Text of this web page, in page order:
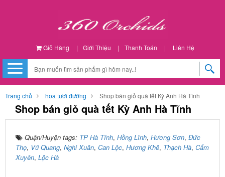
Giỏ Hàng | Giới Thiệu | Thanh Toán | Liên Hệ
Trang chủ hoa tươi đường Shop bán giỏ quà tết Kỳ Anh Hà Tĩnh
Shop bán giỏ quà tết Kỳ Anh Hà Tĩnh
Quận/Huyện tags: TP Hà Tĩnh, Hồng Lĩnh, Hương Sơn, Đức
Thọ, Vũ Quang, Nghi Xuân, Can Lộc, Hương Khê, Thạch Hà, Cẩm
Xuyên, Lộc Hà